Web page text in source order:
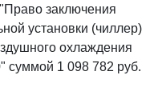
заключения
установки (чиллер)
охлаждения
суммой 1 098 782 руб.